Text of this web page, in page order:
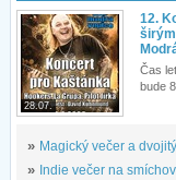
28.07.
12.
Čas
bude
» Magický večer a
» Indie večer na